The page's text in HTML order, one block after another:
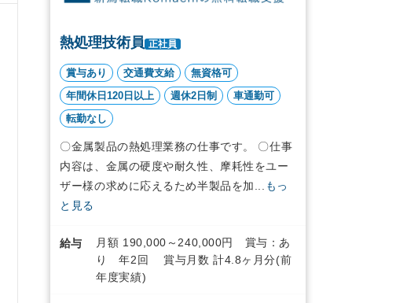
熱処理技術員 正社員
賞与あり 交通費支給
無資格可
年間休日120日以上
週休2日制
車通勤可
転勤なし
〇金属製品の熱処理業務の仕事です。 〇仕事
内容は、金属の硬度や耐久性、摩耗性をユー
ザー様の求めに応えるため半製品を加...
もっ
と見る
給与
月額 190,000～240,000円 賞与：あ
り 年2回 賞与月数 計4.8ヶ月分(前
年度実績)